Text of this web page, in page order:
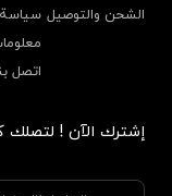
الشحن والتوصيل سياسة
اتصل
إشترك الآن ! لتصلك